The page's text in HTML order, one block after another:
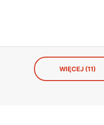
WIĘCEJ (11)